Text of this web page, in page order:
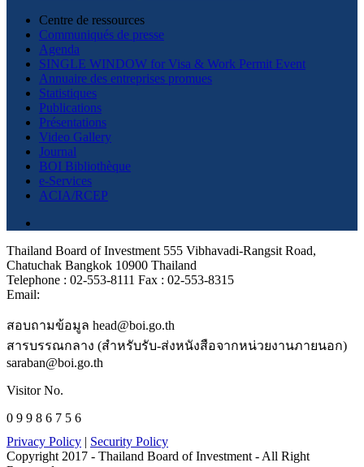
Centre de ressources
Communiqués de presse
Agenda
SINGLE WINDOW for Visa & Work Permit Event
Annuaire des entreprises promues
Statistiques
Publications
Présentations
Video Gallery
Journal
BOI Bibliothèque
e-Services
ACIA/RCEP
Thailand Board of Investment 555 Vibhavadi-Rangsit Road,
Chatuchak Bangkok 10900 Thailand
Telephone : 02-553-8111 Fax : 02-553-8315
Email:
สอบถามข้อมูล head@boi.go.th
สารบรรณกลาง (สำหรับรับ-ส่งหนังสือจากหน่วยงานภายนอก)
saraban@boi.go.th
Visitor No.
0 9 9 8 6 7 5 6
Privacy Policy | Security Policy
Copyright 2017 - Thailand Board of Investment - All Right